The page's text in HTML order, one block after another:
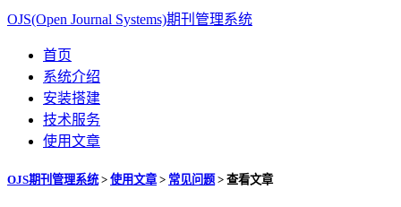
OJS(Open Journal Systems)期刊管理系统
首页
系统介绍
安装搭建
技术服务
使用文章
OJS期刊管理系统> 使用文章> 常见问题 > 查看文章